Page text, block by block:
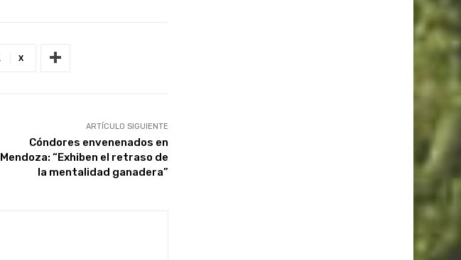
X
ARTÍCULO SIGUIENTE
Cóndores envenenados en
Mendoza: “Exhiben el retraso de
la mentalidad ganadera”